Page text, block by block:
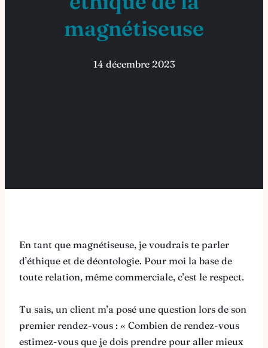
magnétiseuse
14 décembre 2023
En tant que magnétiseuse, je voudrais te parler
d’éthique et de déontologie. Pour moi la base de
toute relation, même commerciale, c’est le respect.
Tu sais, un client m’a posé une question lors de son
premier rendez-vous : « Combien de rendez-vous
estimez-vous que je dois prendre pour aller mieux